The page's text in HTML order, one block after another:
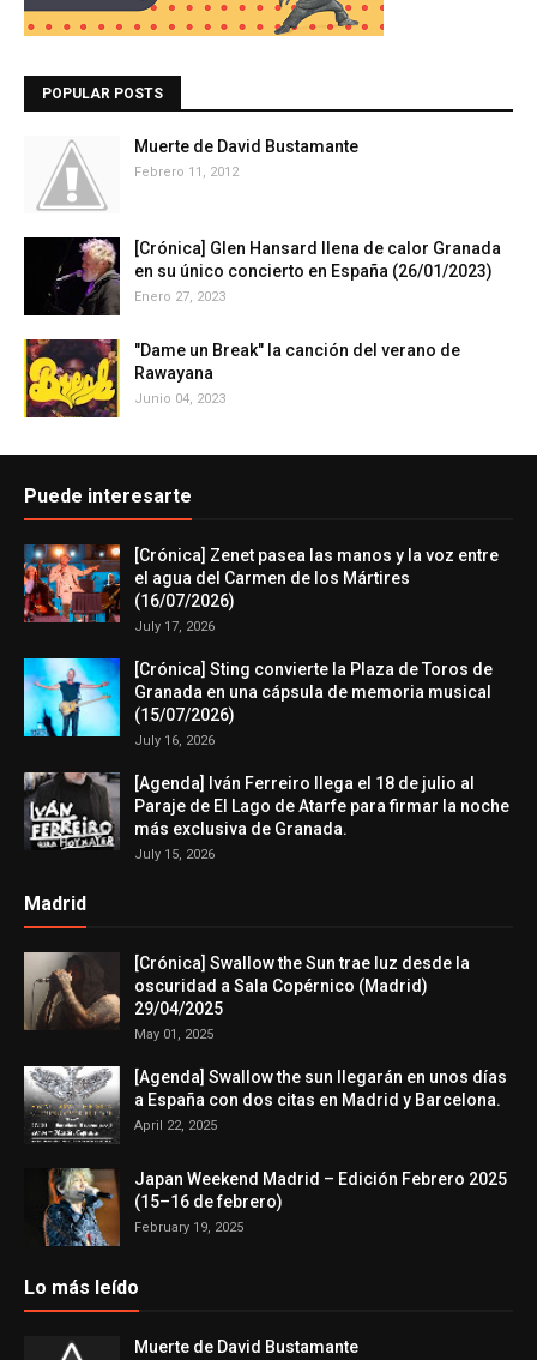
POPULAR POSTS
Muerte de David Bustamante
Febrero 11, 2012
[Crónica] Glen Hansard llena de calor Granada
en su único concierto en España (26/01/2023)
Enero 27, 2023
"Dame un Break" la canción del verano de
Rawayana
Junio 04, 2023
Puede interesarte
[Crónica] Zenet pasea las manos y la voz entre
el agua del Carmen de los Mártires
(16/07/2026)
July 17, 2026
[Crónica] Sting convierte la Plaza de Toros de
Granada en una cápsula de memoria musical
(15/07/2026)
July 16, 2026
[Agenda] Iván Ferreiro llega el 18 de julio al
Paraje de El Lago de Atarfe para firmar la noche
más exclusiva de Granada.
July 15, 2026
Madrid
[Crónica] Swallow the Sun trae luz desde la
oscuridad a Sala Copérnico (Madrid)
29/04/2025
May 01, 2025
[Agenda] Swallow the sun llegarán en unos días
a España con dos citas en Madrid y Barcelona.
April 22, 2025
Japan Weekend Madrid – Edición Febrero 2025
(15–16 de febrero)
February 19, 2025
Lo más leído
Muerte de David Bustamante